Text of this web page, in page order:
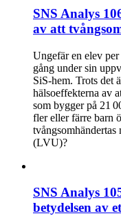
SNS Analys
av att
Ungefär en elev
gång under sin
SiS-hem. Trots det
hälsoeffekterna av
som bygger på 21
fler eller färre barn
tvångsomhändertas
(LVU)?
SNS Analys
betydelsen av